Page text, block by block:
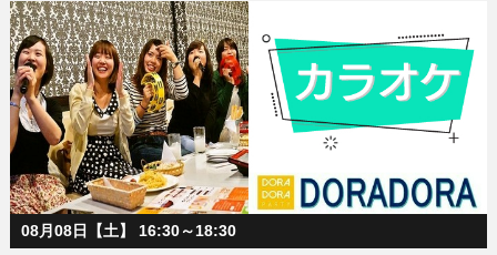
08月08日【土】 16:30～18:30